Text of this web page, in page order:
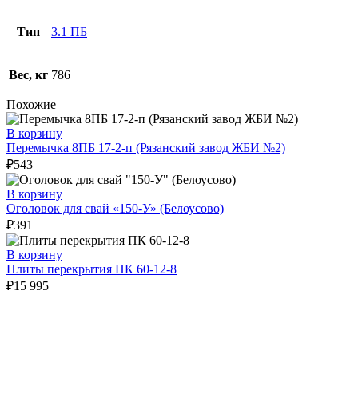
Тип 3.1 ПБ
Вес, кг 786
Похожие
В корзину
Перемычка 8ПБ 17-2-п (Рязанский завод ЖБИ №2)
₽543
В корзину
Оголовок для свай «150-У» (Белоусово)
₽391
В корзину
Плиты перекрытия ПК 60-12-8
₽15 995